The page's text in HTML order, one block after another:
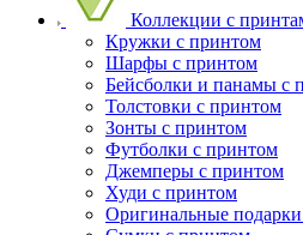
Коллекции с
Кружки с принтом
Шарфы с принтом
Бейсболки и панамы с
Толстовки с принтом
Зонты с принтом
Футболки с принтом
Джемперы с принтом
Худи с принтом
Оригинальные